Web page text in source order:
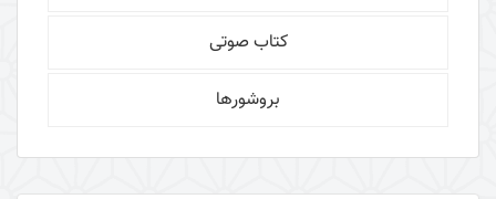
کتاب صوتی
بروشورها